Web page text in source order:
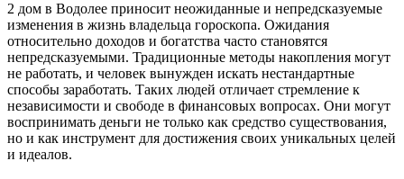
2 дом в Водолее приносит неожиданные и непредсказуемые
изменения в жизнь владельца гороскопа. Ожидания
относительно доходов и богатства часто становятся
непредсказуемыми. Традиционные методы накопления могут
не работать, и человек вынужден искать нестандартные
способы заработать. Таких людей отличает стремление к
независимости и свободе в финансовых вопросах. Они могут
воспринимать деньги не только как средство существования,
но и как инструмент для достижения своих уникальных целей
и идеалов.